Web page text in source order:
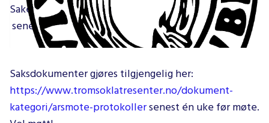
Saker som ønskes behandlet må sendes til styret
senest to uker før møtedato.
Saksdokumenter gjøres tilgjengelig her:
https://www.tromsoklatresenter.no/dokument-
kategori/arsmote-protokollersenest én uke før møte.